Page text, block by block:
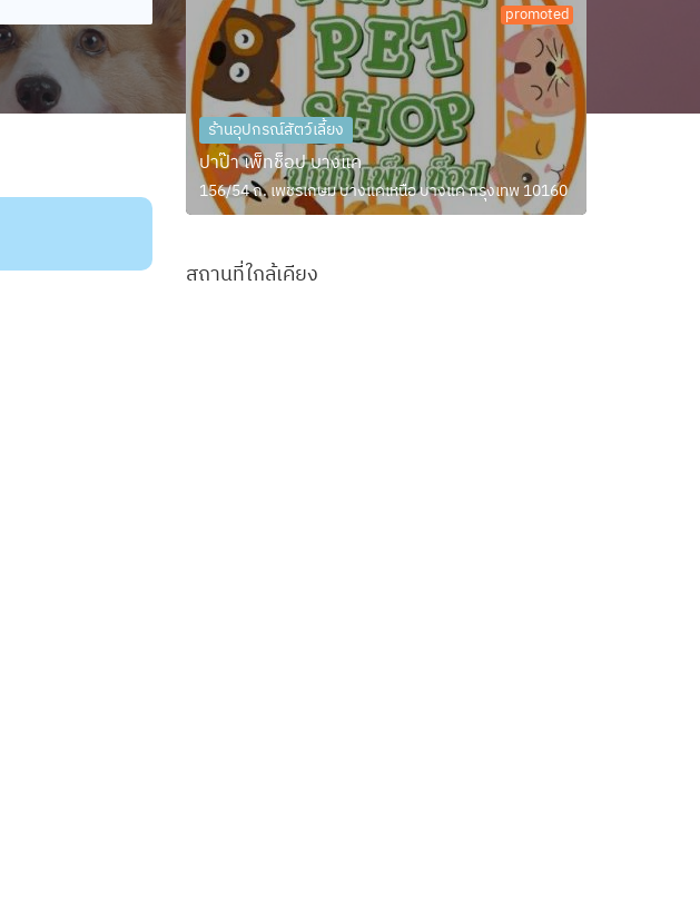
promoted
ร้านอุปกรณ์สัตว์เลี้ยง
ปาป๊า เพ็ทช็อป บางแค
156/54 ถ. เพชรเกษม บางแคเหนือ บางแค กรุงเทพ 10160
สถานที่ใกล้เคียง